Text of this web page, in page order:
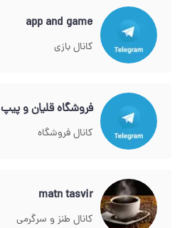
app and game
کانال بازی
فروشگاه قلیان و پیپ
کانال فروشگاه
matn tasvir
کانال طنز و سرگرمی